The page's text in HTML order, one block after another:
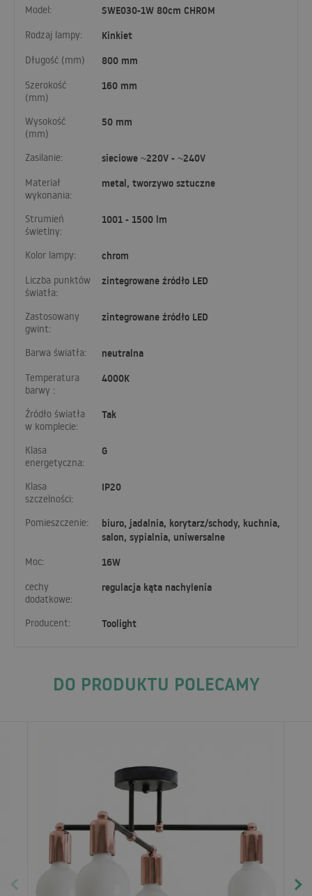
Model: SWE030-1W 80cm CHROM
Rodzaj lampy: Kinkiet
Długość (mm) 800 mm
Szerokość
(mm)
160 mm
Wysokość
(mm)
50 mm
Zasilanie: sieciowe ~220V - ~240V
Materiał
wykonania:
metal, tworzywo sztuczne
Strumień
świetlny:
1001 - 1500 lm
Kolor lampy: chrom
Liczba punktów
światła:
zintegrowane źródło LED
Zastosowany
gwint:
zintegrowane źródło LED
Barwa światła: neutralna
Temperatura
barwy :
4000K
Źródło światła
w komplecie:
Tak
Klasa
energetyczna:
G
Klasa
szczelności:
IP20
Pomieszczenie:
biuro, jadalnia, korytarz/schody, kuchnia,
salon, sypialnia, uniwersalne
Moc: 16W
cechy
dodatkowe:
regulacja kąta nachylenia
Producent: Toolight
DO PRODUKTU POLECAMY